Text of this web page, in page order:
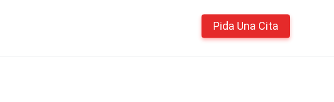
Pida Una Cita